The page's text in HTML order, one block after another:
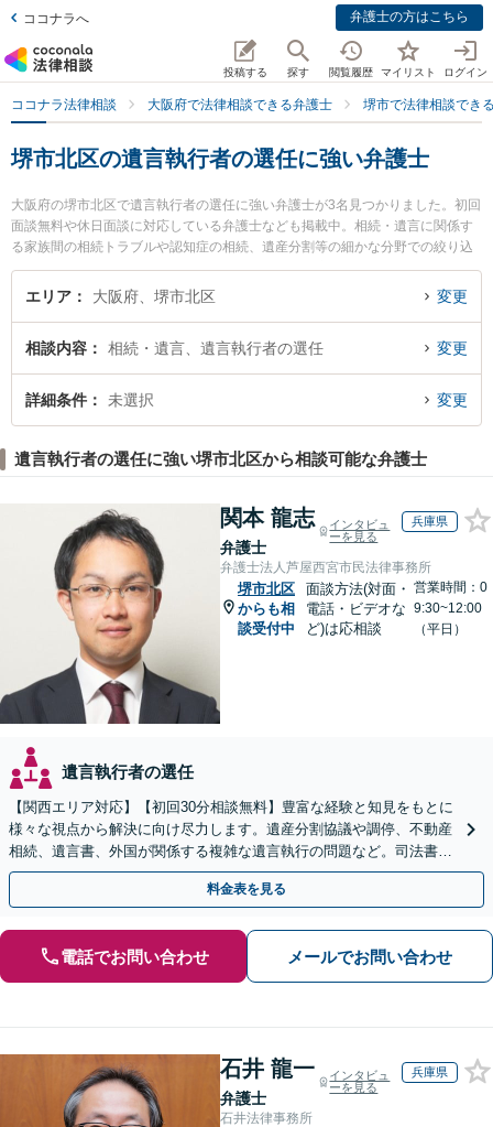
ココナラへ 弁護士の方はこちら
投稿する 探す 閲覧履歴 マイリスト ログイン
ココナラ法律相談 大阪府で法律相談できる弁護士 堺市で法律相談でき
堺市北区の遺言執行者の選任に強い弁護士
大阪府の堺市北区で遺言執行者の選任に強い弁護士が3名見つかりました。初回
面談無料や休日面談に対応している弁護士なども掲載中。相続・遺言に関係す
る家族間の相続トラブルや認知症の相続、遺産分割等の細かな分野での絞り込
み検索もでき便利です。特に河内総合法律事務所の廣田 亘弁護士や弁護士法人
バディ 堺なかもず事務所の野口 直人弁護士、堺北法律事務所の犬塚 竜也弁護
談したい』『遺言執行者の選任のトラブル解決の実績豊富な近くの弁護士を検
索したい』『初回相談無料で遺言執行者の選任を法律相談できる堺市北区内の
弁護士に相談予約したい』などでお困りの相談者さんにおすすめです。
エリア 大阪府、堺市北区 変更
相談内容 相続・遺言、遺言執行者の選任 変更
詳細条件 未選択 変更
遺言執行者の選任に強い堺市北区から相談可能な弁護士
関本 龍志
弁護士
インタビュ
ーを見る
兵庫県
弁護士法人芦屋西宮市民法律事務所
堺市北区
からも相
談受付中
面談方法(対面・
電話・ビデオな
ど)は応相談
営業時間：0
9:30~12:00
（平日）
遺言執行者の選任
【関西エリア対応】【初回30分相談無料】豊富な経験と知見をもとに
様々な視点から解決に向け尽力します。遺産分割協議や調停、不動産
相続、遺言書、外国が関係する複雑な遺言執行の問題など。司法書士
や税理士とも連携し、円滑な解決を【オンライン面談可】
料金表を見る
電話でお問い合わせ メールでお問い合わせ
石井 龍一
弁護士
インタビュ
ーを見る
兵庫県
石井法律事務所